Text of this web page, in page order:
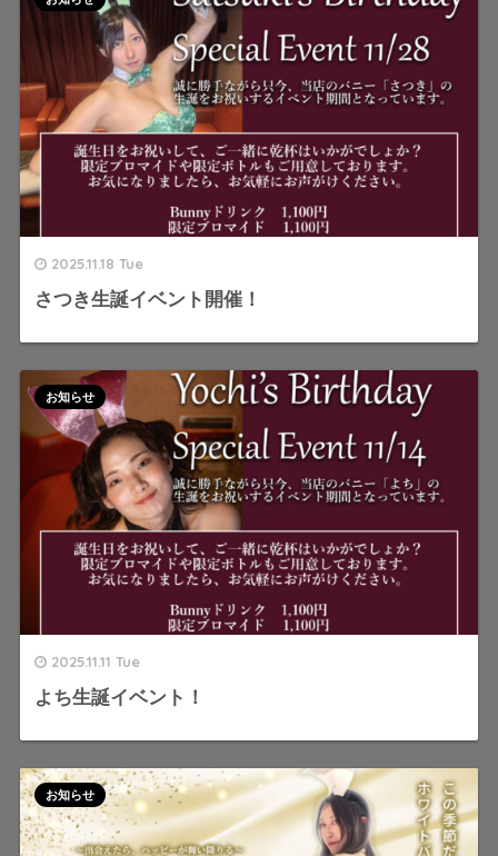
2025.11.18 Tue
さつき生誕イベント開催！
2025.11.11 Tue
よち生誕イベント！
お知らせ
お知らせ